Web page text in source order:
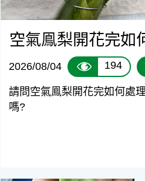
空氣鳯梨開花完如
2026/08/04 194
請問空氣鳯梨開花完如何處
嗎?